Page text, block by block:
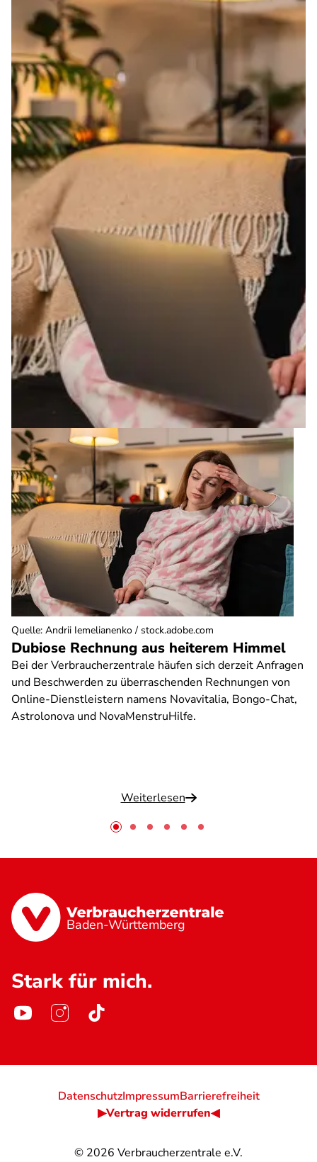
Dubiose Rechnung aus heiterem Himmel
Bei der Verbraucherzentrale häufen sich derzeit Anfragen
und Beschwerden zu überraschenden Rechnungen von
Online-Dienstleistern namens Novavitalia, Bongo-Chat,
Astrolonova und NovaMenstruHilfe.
Weiterlesen
Quelle: Andrii Iemelianenko / stock.adobe.com
Baden-Württemberg
Stark für mich.
© 2026 Verbraucherzentrale e.V.
DatenschutzImpressumBarrierefreiheit
▶Vertrag widerrufen◀